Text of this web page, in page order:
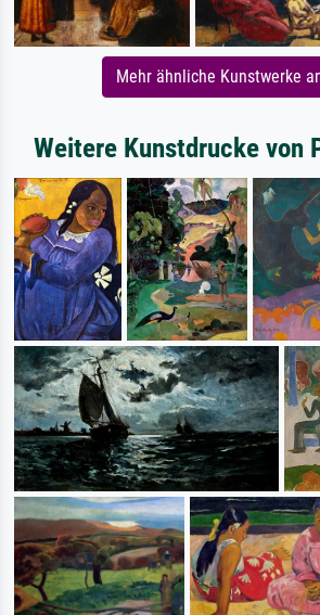
Mehr ähnliche Kunstwerke
Weitere Kunstdrucke von